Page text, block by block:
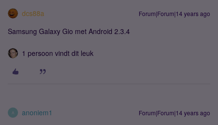
dcs88a Forum|Forum|14 years ago
Samsung Galaxy Gio met Android 2.3.4
1 persoon vindt dit leuk
A anoniem1 Forum|Forum|14 years ago